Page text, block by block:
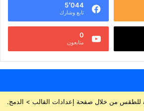
5٬044
تابع وشارك
0
متابعون